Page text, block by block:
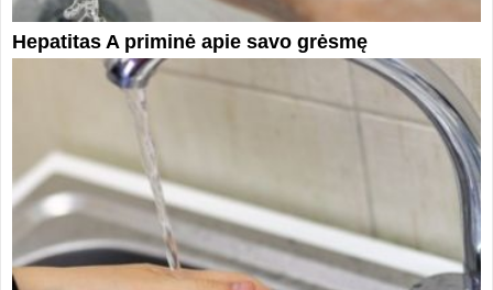
Hepatitas A priminė apie savo grėsmę